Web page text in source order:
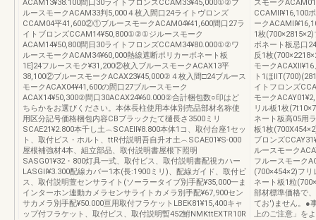
ACAM13¥38.100間口30ライトフロンスCCAM33¥45,000①②フ
ルースモークACAM33判5,000４枚入間口24ライトヴロンズ
CCAM04平41,600②①ブルースモークACAM04¥41,600間口27ラ
イトブロンズCCAM14¥50,800①②①ジルースモーク
ACAM14¥50,800間日30ライトフロンズCCAM34¥80.000①②ワ
ルースモークACAM34¥60,000熱線遮断ポリカーボネート板
1E]24フルースモク¥31,200②枚入ブルースモークACAX13平
38,100②ブルースモークACAX23¥45,000②４枚入間□24ブルース
モークACAX04¥41,600の間口27ブルースモーク
ACAX14¥50,300②間口30ACAX24¥60.000②合計梱包数○印はど
ちらかをお選びください。本体長柱使用本体別売品部材名称使
用区分記号価格梱包内容CBブラックたて樋長さ3500ミリ
SCAE21¥2.800本千し土︵SCAEll¥8.800本体1コ、取付台座1セッ
ト、取付ビス・ホルト、ttR付説明吾自升オ土︵SCAE01¥S‐000
屋根補強材4本、組立部品、取付説明書屋根下照明
SASG01¥32・800灯具一式、取付ビス、取付説明書配視カハー
LASGll¥3.300配線カバー1本(長:1900ミリ)、配線ガイド、取付ビ
ス、取付説明萱センサライト(ソーラータイブ別手配¥35,000一ま
インターホン連動カメラセンサライトカメラ別手配¥67,900セン
サカメラ別手配¥50.000亘用取付フラケットLBEK81¥15,400キャ
ップ付フラケット、取付ビス、取付説明暫452鮒NMKttEXTR10R
スモーク
CCAMll¥16,100
ーク
1枚
ボネート板忌口
反1枚
モーク
ト1ほ
イトフロンズ
モーク
リル板1枚
ネート板高05用
板1枚
ブロンズ
ルースモーク
フルースモーク
(700×454×2)フ
ネート板1粒
部材標準価格で
てお')ません。●
上のご注意」を